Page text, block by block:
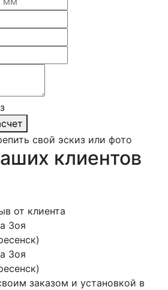
свой эскиз или фото
клиентов
Зоя
заказом и установкой в